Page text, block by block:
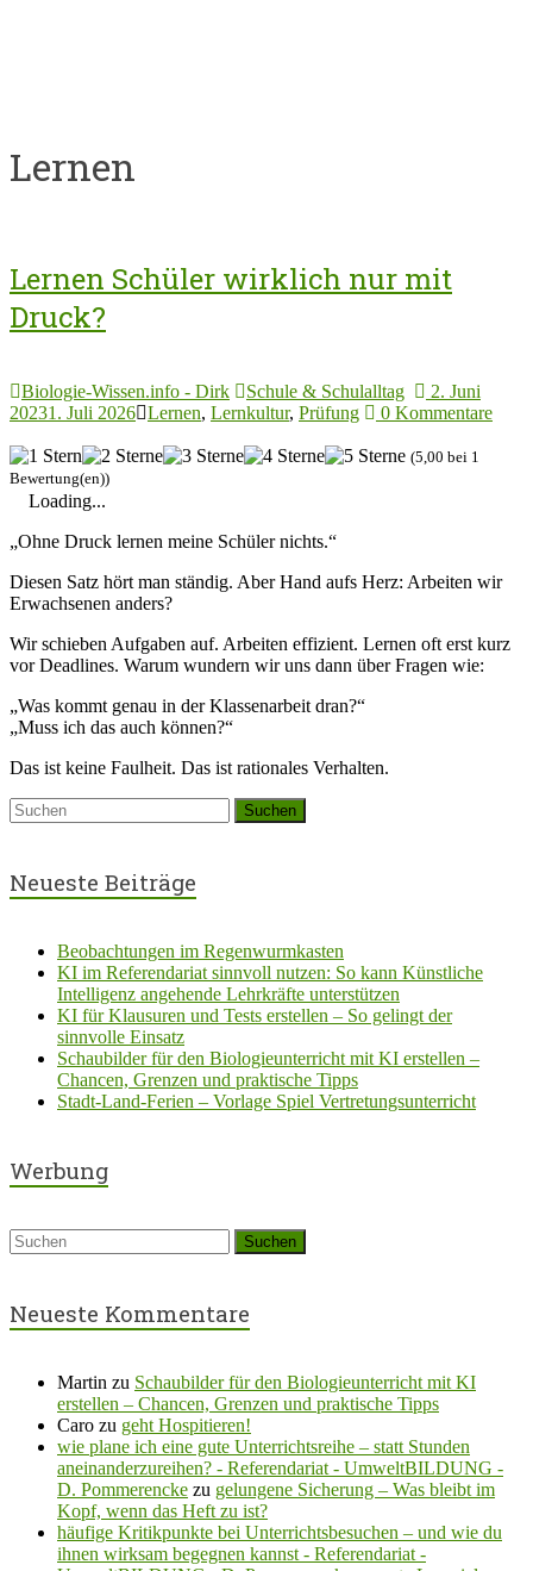
Lernen
Lernen Schüler wirklich nur mit
Druck?
Biologie-Wissen.info - Dirk Schule & Schulalltag
2. Juni
20231. Juli 2026 Lernen, Lernkultur, Prüfung 0 Kommentare
(5,00 bei 1
Bewertung(en))
Loading...
„Ohne Druck lernen meine Schüler nichts.“
Diesen Satz hört man ständig. Aber Hand aufs Herz: Arbeiten wir
Erwachsenen anders?
Wir schieben Aufgaben auf. Arbeiten effizient. Lernen oft erst kurz
vor Deadlines. Warum wundern wir uns dann über Fragen wie:
„Was kommt genau in der Klassenarbeit dran?“
„Muss ich das auch können?“
Das ist keine Faulheit. Das ist rationales Verhalten.
Neueste Beiträge
Beobachtungen im Regenwurmkasten
KI im Referendariat sinnvoll nutzen: So kann Künstliche
Intelligenz angehende Lehrkräfte unterstützen
KI für Klausuren und Tests erstellen – So gelingt der
sinnvolle Einsatz
Schaubilder für den Biologieunterricht mit KI erstellen –
Chancen, Grenzen und praktische Tipps
Stadt-Land-Ferien – Vorlage Spiel Vertretungsunterricht
Werbung
Neueste Kommentare
Martin zu Schaubilder für den Biologieunterricht mit KI
erstellen – Chancen, Grenzen und praktische Tipps
Caro zu geht Hospitieren!
wie plane ich eine gute Unterrichtsreihe – statt Stunden
aneinanderzureihen? - Referendariat - UmweltBILDUNG -
D. Pommerencke zu gelungene Sicherung – Was bleibt im
Kopf, wenn das Heft zu ist?
häufige Kritikpunkte bei Unterrichtsbesuchen – und wie du
ihnen wirksam begegnen kannst - Referendariat -